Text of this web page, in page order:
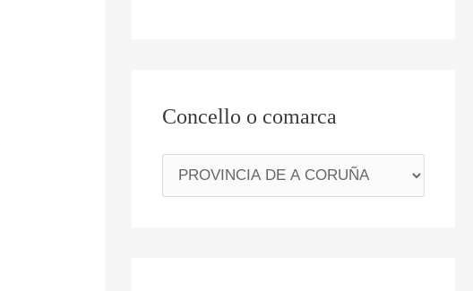
Concello o comarca